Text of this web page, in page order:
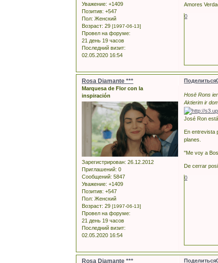
Уважение: +1409
Позитив: +547
Пол: Женский
Возраст: 29 [1997-06-13]
Провел на форуме:
21 день 19 часов
Последний визит:
02.05.2020 16:54
Amores
0
Поделиться
Rosa Diamante ***
Marquesa de Flor con la
inspiración
Зарегистрирован: 26.12.2012
Приглашений: 0
Сообщений: 5847
Уважение: +1409
Позитив: +547
Пол: Женский
Возраст: 29 [1997-06-13]
Провел на форуме:
21 день 19 часов
Последний визит:
02.05.2020 16:54
Hosē Rons
Aktierim ir
José Ron
En entrevista
planes.
"Me voy a
De cerrar
0
Поделиться
Rosa Diamante ***